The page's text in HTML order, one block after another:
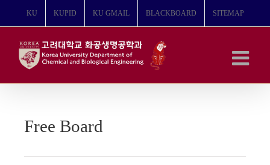
뛰
KU KUPID KU GMAIL BLACKBOARD SITEMAP
Free Board